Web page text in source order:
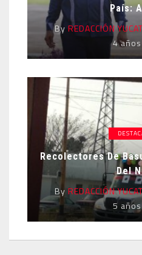
País:
By REDACCIÓN
4
Recolectores De
Del
By REDACCIÓN
5